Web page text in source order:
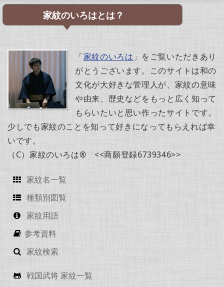
家紋のいろはとは？
「家紋のいろは 」をご覧いただきあり
がとうございます。このサイトは和の
文化が大好きな管理人が、家紋の意味
や由来、歴史などをもっと広く知って
もらいたいと思い作ったサイトです。
少しでも家紋のことを知って好きになってもらえれば幸
いです。
（C）家紋のいろは® <<商願登録6739346>>
家紋名一覧
種類別図覧
家紋用語
参考資料
家紋検索
戦国武将 家紋一覧